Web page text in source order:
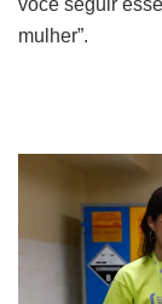
mulher”.